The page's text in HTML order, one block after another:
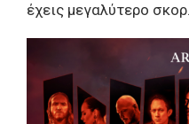
έχεις μεγαλύτερο σκορ.